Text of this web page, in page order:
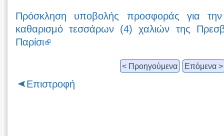
Πρόσκληση υποβολής προσφοράς για την
καθαρισμό τεσσάρων (4) χαλιών της
Παρίσι
< Προηγούμενα Επόμενα >
Επιστροφή